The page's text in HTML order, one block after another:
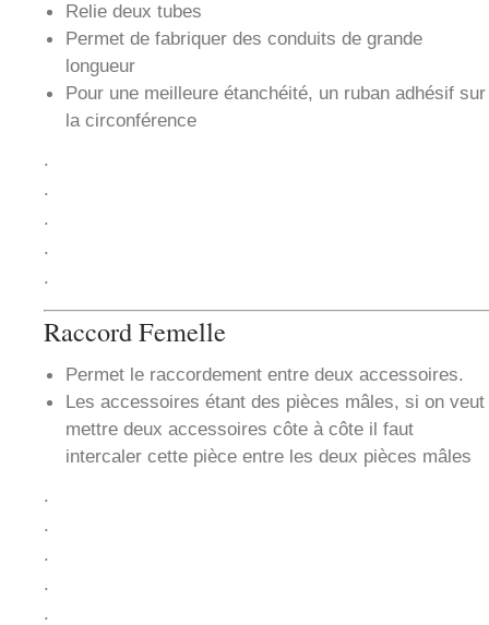
Relie deux tubes
Permet de fabriquer des conduits de grande
longueur
Pour une meilleure étanchéité, un ruban adhésif sur
la circonférence
.
.
.
.
.
Raccord Femelle
Permet le raccordement entre deux accessoires.
Les accessoires étant des pièces mâles, si on veut
mettre deux accessoires côte à côte il faut
intercaler cette pièce entre les deux pièces mâles
.
.
.
.
.